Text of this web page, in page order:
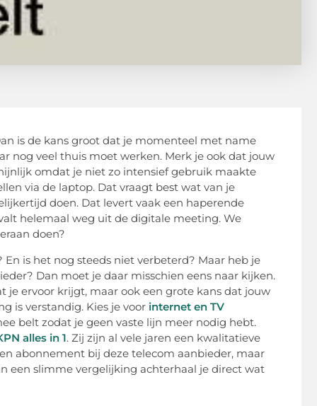
is de kans groot dat je momenteel met name
nog veel thuis moet werken. Merk je ook dat jouw
omdat je niet zo intensief gebruik maakte
via de laptop. Dat vraagt best wat van je
doen. Dat levert vaak een haperende
helemaal weg uit de digitale meeting. We
doen?
is het nog steeds niet verbeterd? Maar heb je
Dan moet je daar misschien eens naar kijken.
ervoor krijgt, maar ook een grote kans dat jouw
is verstandig. Kies je voor internet en TV
belt zodat je geen vaste lijn meer nodig hebt.
alles in 1. Zij zijn al vele jaren een kwalitatieve
abonnement bij deze telecom aanbieder, maar
een slimme vergelijking achterhaal je direct wat